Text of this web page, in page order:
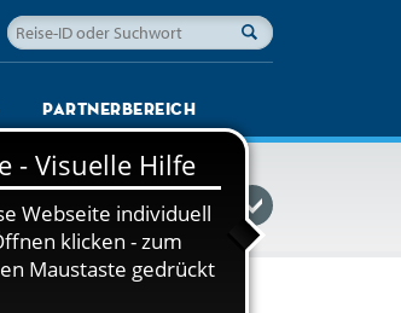
Partnerbereich
Reisefinder einblenden